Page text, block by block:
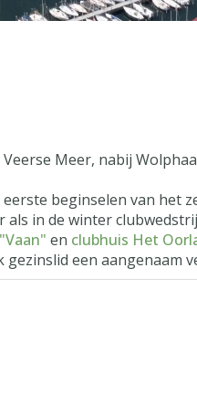
Meer, nabij
beginselen van het
als in de winter
en clubhuis Het
een aangenaam